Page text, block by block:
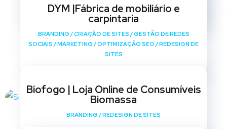
SITES
DYM |Fábrica de mobiliário e
carpintaria
BRANDING /CRIAÇÃO DE SITES /GESTÃO DE REDES
SOCIAIS /MARKETING /OPTIMIZAÇÃO SEO /REDESIGN DE
SITES
Biofogo | Loja Online de Consumíveis
Biomassa
BRANDING /REDESIGN DE SITES